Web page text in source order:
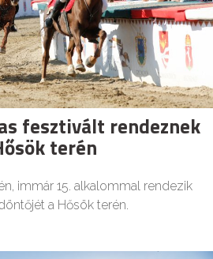
fesztivált rendeznek
terén
immár 15. alkalommal rendezik
a Hősök terén.